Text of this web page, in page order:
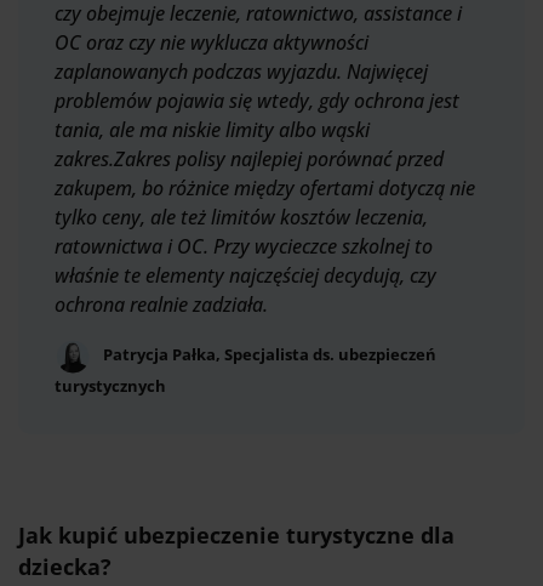
czy obejmuje leczenie, ratownictwo, assistance i
OC oraz czy nie wyklucza aktywności
zaplanowanych podczas wyjazdu. Najwięcej
problemów pojawia się wtedy, gdy ochrona jest
tania, ale ma niskie limity albo wąski
zakres.Zakres polisy najlepiej porównać przed
zakupem, bo różnice między ofertami dotyczą nie
tylko ceny, ale też limitów kosztów leczenia,
ratownictwa i OC. Przy wycieczce szkolnej to
właśnie te elementy najczęściej decydują, czy
ochrona realnie zadziała.
Patrycja Pałka, Specjalista ds. ubezpieczeń
turystycznych
Jak kupić ubezpieczenie turystyczne dla
dziecka?